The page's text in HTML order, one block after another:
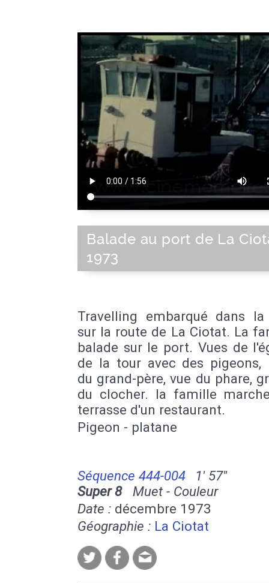
Balade au port de La
1973
Travelling embarqué dans
sur la route de La Ciotat. La
balade sur le port. Vues de
de la tour avec des pigeons,
du grand-père, vue du phare,
du clocher. la famille
terrasse d'un restaurant.
Pigeon - platane
Séquence 444-004
1' 57''
Super 8Muet - Couleur
Date : décembre 1973
Géographie : La Ciotat